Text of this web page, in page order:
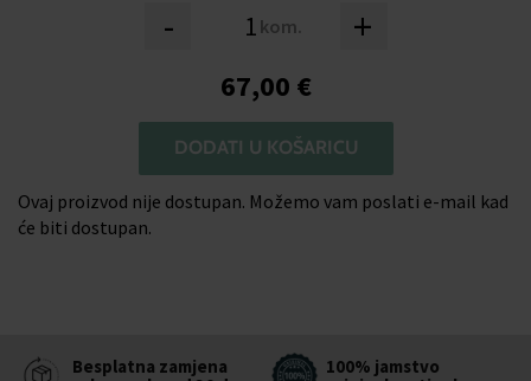
- kom. +
67,00 €
DODATI U KOŠARICU
Ovaj proizvod nije dostupan. Možemo vam poslati e-mail kad
će biti dostupan.
Besplatna zamjena
100% jamstvo